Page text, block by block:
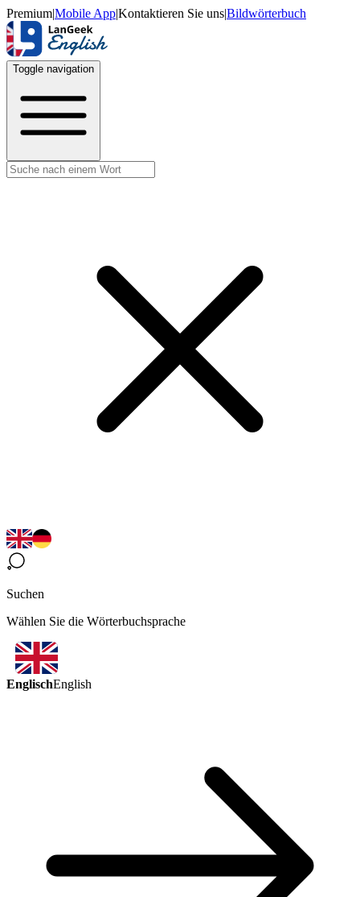
Premium|Mobile App|Kontaktieren Sie uns|Bildwörterbuch
Toggle navigation
Suchen
Wählen Sie die Wörterbuchsprache
EnglischEnglish